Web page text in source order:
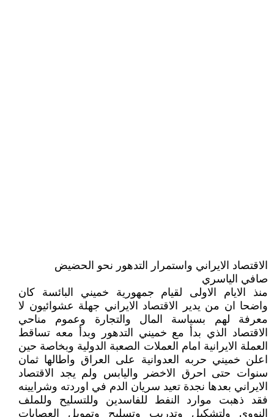
الاقتصاد الايراني واستمرار التدهور نحو الحضيض
صافي الياسري
منذ الايام الاولى لقيام جمهورية خميني البائسة كان
واضحا ان من يدير الاقتصاد الايراني جهلة عشوائيون لا
معرفة لهم بسياسة المال والتجارة وعموم مناحي
الاقتصاد الذي بدأ مع خميني التدهور وبدأ معه تساقط
العملة الايرانية امام العملات الصعبة الدولية وبخاصة حين
اعلن خميني حربه العدوانية على العراق واطالها ثمان
سنوات حتى احرق الاخضر واليابس ولم يجد الاقتصاد
الايراني بعدها نجدة تعيد سريان الدم في اوردته وشرايينه
فقد ذهبت موارد النفط للفاسدين وللتسليح وللملف
النووي ولتشكيل وتدريب وتسليح وتمويل العصابات